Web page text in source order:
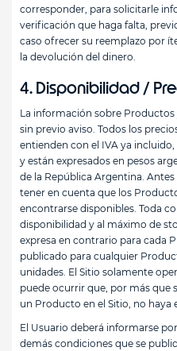
corresponder, para solicitarle
verificación que haga falta,
caso ofrecer su reemplazo por
la devolución del dinero.
4. Disponibilidad /
La información sobre
sin previo aviso. Todos los
entienden con el IVA ya
y están expresados en pesos
de la República Argentina.
tener en cuenta que los
encontrarse disponibles. Toda
disponibilidad y al máximo de
expresa en contrario para cada
publicado para cualquier
unidades. El Sitio solamente
puede ocurrir que, por más que
un Producto en el Sitio, no haya
El Usuario deberá informarse
demás condiciones que se